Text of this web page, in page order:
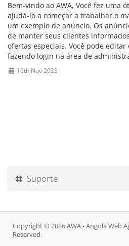
Bem-vindo ao AWA, Você fez uma
ajudá-lo a começar a trabalhar o
um exemplo de anúncio. Os
de manter seus clientes
ofertas especiais. Você pode
fazendo login na área de
16th Nov 2023
Suporte
Copyright © 2026 AWA - Angola Web
Reserved.